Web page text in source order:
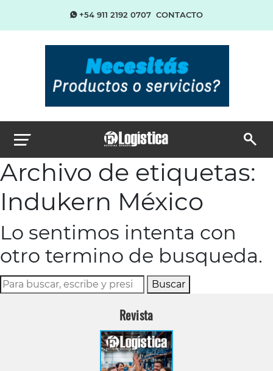
+54 911 2192 0707 CONTACTO
Archivo de etiquetas:
Indukern México
Lo sentimos intenta con
otro termino de busqueda.
Buscar
Revista